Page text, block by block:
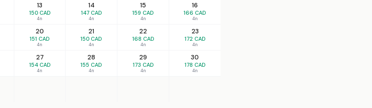
13
150 CAD
4n
14
147 CAD
4n
15
159 CAD
4n
16
166 CAD
4n
20
151 CAD
4n
21
150 CAD
4n
22
168 CAD
4n
23
172 CAD
4n
27
154 CAD
4n
28
155 CAD
4n
29
173 CAD
4n
30
178 CAD
4n